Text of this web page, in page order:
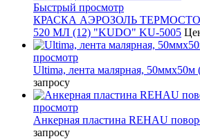
Быстрый просмотр
КРАСКА АЭРОЗОЛЬ
520 МЛ (12) "KUDO" KU-5005
просмотр
Ultima, лента малярная, 50ммх50м
запросу
просмотр
Анкерная пластина REHAU
запросу